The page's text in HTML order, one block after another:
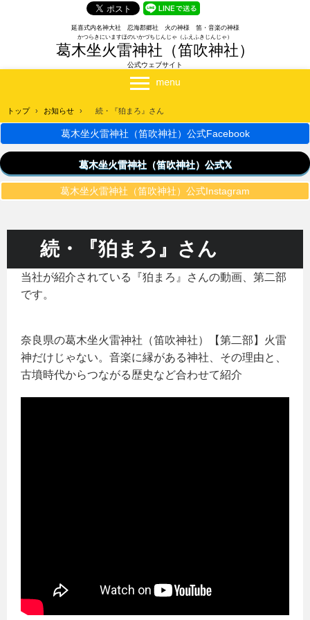
延喜式内名神大社 忍海郡郷社 火の神様 笛・音楽の神様
かつらきにいますほのいかづちじんじゃ（ふえふきじんじゃ）
葛木坐火雷神社（笛吹神社）
公式ウェブサイト
トップ › お知らせ › 続・『狛まろ』さん
葛木坐火雷神社（笛吹神社）公式Facebook
葛木坐火雷神社（笛吹神社）公式𝕏
葛木坐火雷神社（笛吹神社）公式Instagram
続・『狛まろ』さん
当社が紹介されている『狛まろ』さんの動画、第二部
です。
奈良県の葛木坐火雷神社（笛吹神社）【第二部】火雷
神だけじゃない。音楽に縁がある神社、その理由と、
古墳時代からつながる歴史など合わせて紹介